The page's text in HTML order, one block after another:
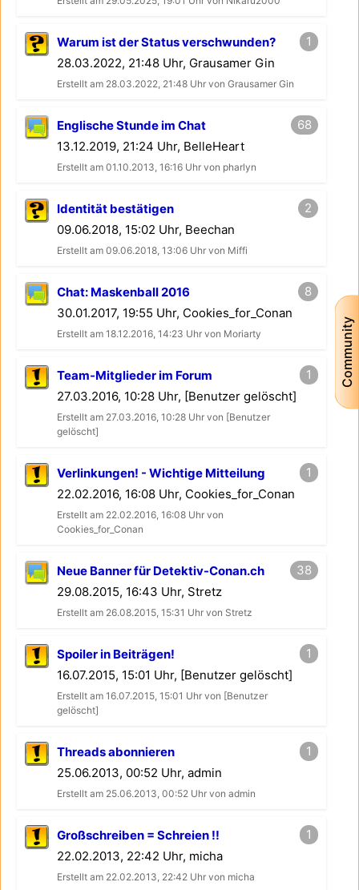
Community
Warum ist der Status verschwunden?
28.03.2022, 21:48 Uhr, Grausamer Gin
Erstellt am 28.03.2022, 21:48 Uhr von Grausamer Gin
1
Englische Stunde im Chat
13.12.2019, 21:24 Uhr, BelleHeart
Erstellt am 01.10.2013, 16:16 Uhr von pharlyn
68
Identität bestätigen
09.06.2018, 15:02 Uhr, Beechan
Erstellt am 09.06.2018, 13:06 Uhr von Miffi
2
Chat: Maskenball 2016
30.01.2017, 19:55 Uhr, Cookies_for_Conan
Erstellt am 18.12.2016, 14:23 Uhr von Moriarty
8
Team-Mitglieder im Forum
27.03.2016, 10:28 Uhr, [Benutzer gelöscht]
Erstellt am 27.03.2016, 10:28 Uhr von [Benutzer
gelöscht]
1
Verlinkungen! - Wichtige Mitteilung
22.02.2016, 16:08 Uhr, Cookies_for_Conan
Erstellt am 22.02.2016, 16:08 Uhr von
Cookies_for_Conan
1
Neue Banner für Detektiv-Conan.ch
29.08.2015, 16:43 Uhr, Stretz
Erstellt am 26.08.2015, 15:31 Uhr von Stretz
38
Spoiler in Beiträgen!
16.07.2015, 15:01 Uhr, [Benutzer gelöscht]
Erstellt am 16.07.2015, 15:01 Uhr von [Benutzer
gelöscht]
1
Threads abonnieren
25.06.2013, 00:52 Uhr, admin
Erstellt am 25.06.2013, 00:52 Uhr von admin
1
Großschreiben = Schreien !!
22.02.2013, 22:42 Uhr, micha
Erstellt am 22.02.2013, 22:42 Uhr von micha
1